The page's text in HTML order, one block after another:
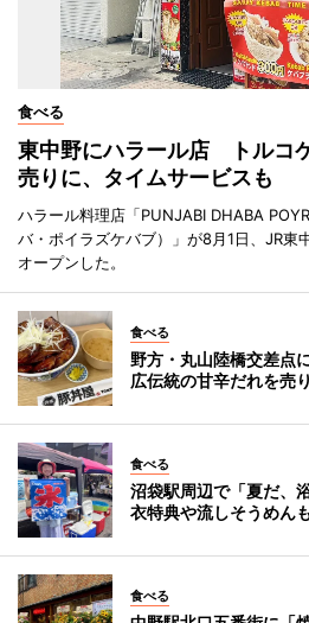
食べる
東中野にハラール店 トルコ
売りに、タイムサービスも
ハラール料理店「PUNJABI DHABA
バ・ポイラズケバブ）」が8月1日、JR東
オープンした。
食べる
野方・丸山陸橋交差
広伝統の甘辛だれを売
食べる
沼袋駅周辺で「夏だ、
衣特典や流しそうめん
食べる